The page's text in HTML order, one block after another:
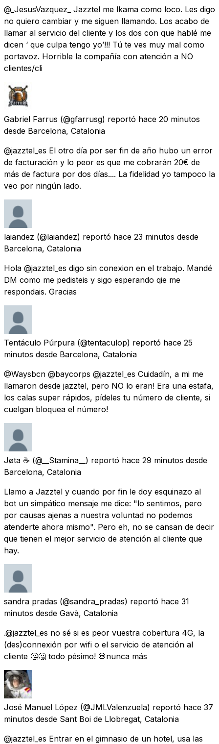
@_JesusVazquez_ Jazztel me lkama como loco. Les digo
no quiero cambiar y me siguen llamando. Los acabo de
llamar al servicio del cliente y los dos con que hablé me
dicen ‘ que culpa tengo yo’!!! Tú te ves muy mal como
portavoz. Horrible la compañía con atención a NO
clientes/cli
Gabriel Farrus (@gfarrusg) reportó hace 20 minutos
desde Barcelona, Catalonia
@jazztel_es El otro día por ser fin de año hubo un error
de facturación y lo peor es que me cobrarán 20€ de
más de factura por dos días.... La fidelidad yo tampoco la
veo por ningún lado.
laiandez (@laiandez) reportó hace 23 minutos desde
Barcelona, Catalonia
Hola @jazztel_es digo sin conexion en el trabajo. Mandé
DM como me pedisteis y sigo esperando qie me
respondais. Gracias
Tentáculo Púrpura (@tentaculop) reportó hace 25
minutos desde Barcelona, Catalonia
@Waysbcn @baycorps @jazztel_es Cuidadín, a mi me
llamaron desde jazztel, pero NO lo eran! Era una estafa,
los calas super rápidos, pídeles tu número de cliente, si
cuelgan bloquea el número!
Jøta ☕ (@__Stamina__) reportó hace 29 minutos desde
Barcelona, Catalonia
Llamo a Jazztel y cuando por fin le doy esquinazo al
bot un simpático mensaje me dice: "lo sentimos, pero
por causas ajenas a nuestra voluntad no podemos
atenderte ahora mismo". Pero eh, no se cansan de decir
que tienen el mejor servicio de atención al cliente que
hay.
sandra pradas (@sandra_pradas) reportó hace 31
minutos desde Gavà, Catalonia
.@jazztel_es no sé si es peor vuestra cobertura 4G, la
(des)connexión por wifi o el servicio de atención al
cliente 🤔🤔 todo pésimo! 💀nunca más
José Manuel López (@JMLValenzuela) reportó hace 37
minutos desde Sant Boi de Llobregat, Catalonia
@jazztel_es Entrar en el gimnasio de un hotel, usa las